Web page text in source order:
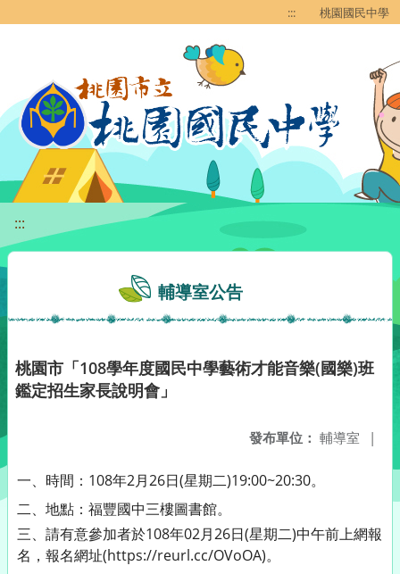
::: 桃園國民中學
:::
輔導室公告
桃園市「108學年度國民中學藝術才能音樂(國樂)班
鑑定招生家長說明會」
發布單位： 輔導室 |
一、時間：108年2月26日(星期二)19:00~20:30。
二、 地點：福豐國中三樓圖書館。
三、請有意參加者於108年02月26日(星期二)中午前上網報
名，報名網址(https://reurl.cc/OVoOA)。